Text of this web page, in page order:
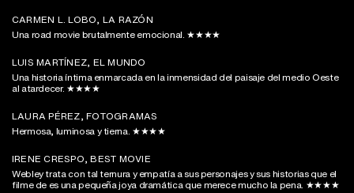
CARMEN L. LOBO, LA RAZÓN
Una road movie brutalmente emocional. ★★★★
LUIS MARTÍNEZ, EL MUNDO
Una historia íntima enmarcada en la inmensidad del paisaje del medio Oeste
al atardecer. ★★★★
LAURA PÉREZ, FOTOGRAMAS
Hermosa, luminosa y tierna. ★★★★
IRENE CRESPO, BEST MOVIE
Webley trata con tal ternura y empatía a sus personajes y sus historias que el
filme de es una pequeña joya dramática que merece mucho la pena. ★★★★